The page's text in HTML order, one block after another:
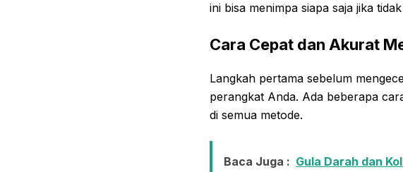
ini bisa menimpa siapa saja jika
Cara Cepat dan Akurat
Langkah pertama sebelum
perangkat Anda. Ada beberapa
di semua metode.
Baca Juga : Gula Darah dan